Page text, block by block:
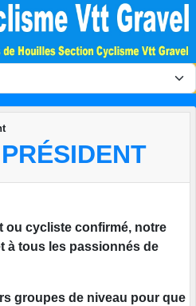
ou cycliste confirmé, notre
à tous les passionnés de
groupes de niveau pour que